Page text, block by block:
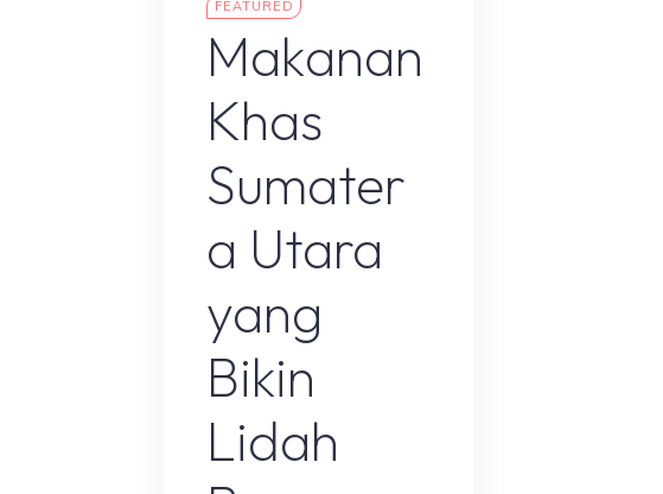
FEATURED
Makanan
Khas
Sumater
a Utara
yang
Bikin
Lidah